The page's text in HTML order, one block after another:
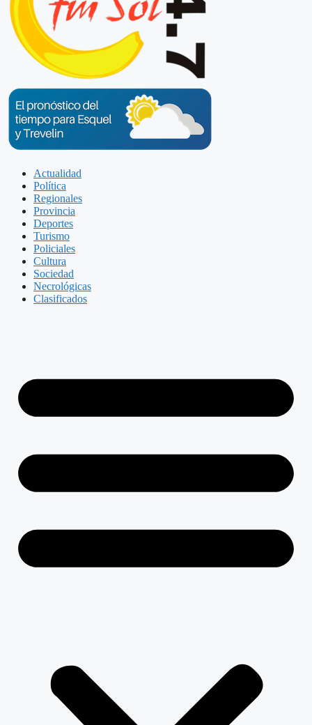
Actualidad
Política
Regionales
Provincia
Deportes
Turismo
Policiales
Cultura
Sociedad
Necrológicas
Clasificados